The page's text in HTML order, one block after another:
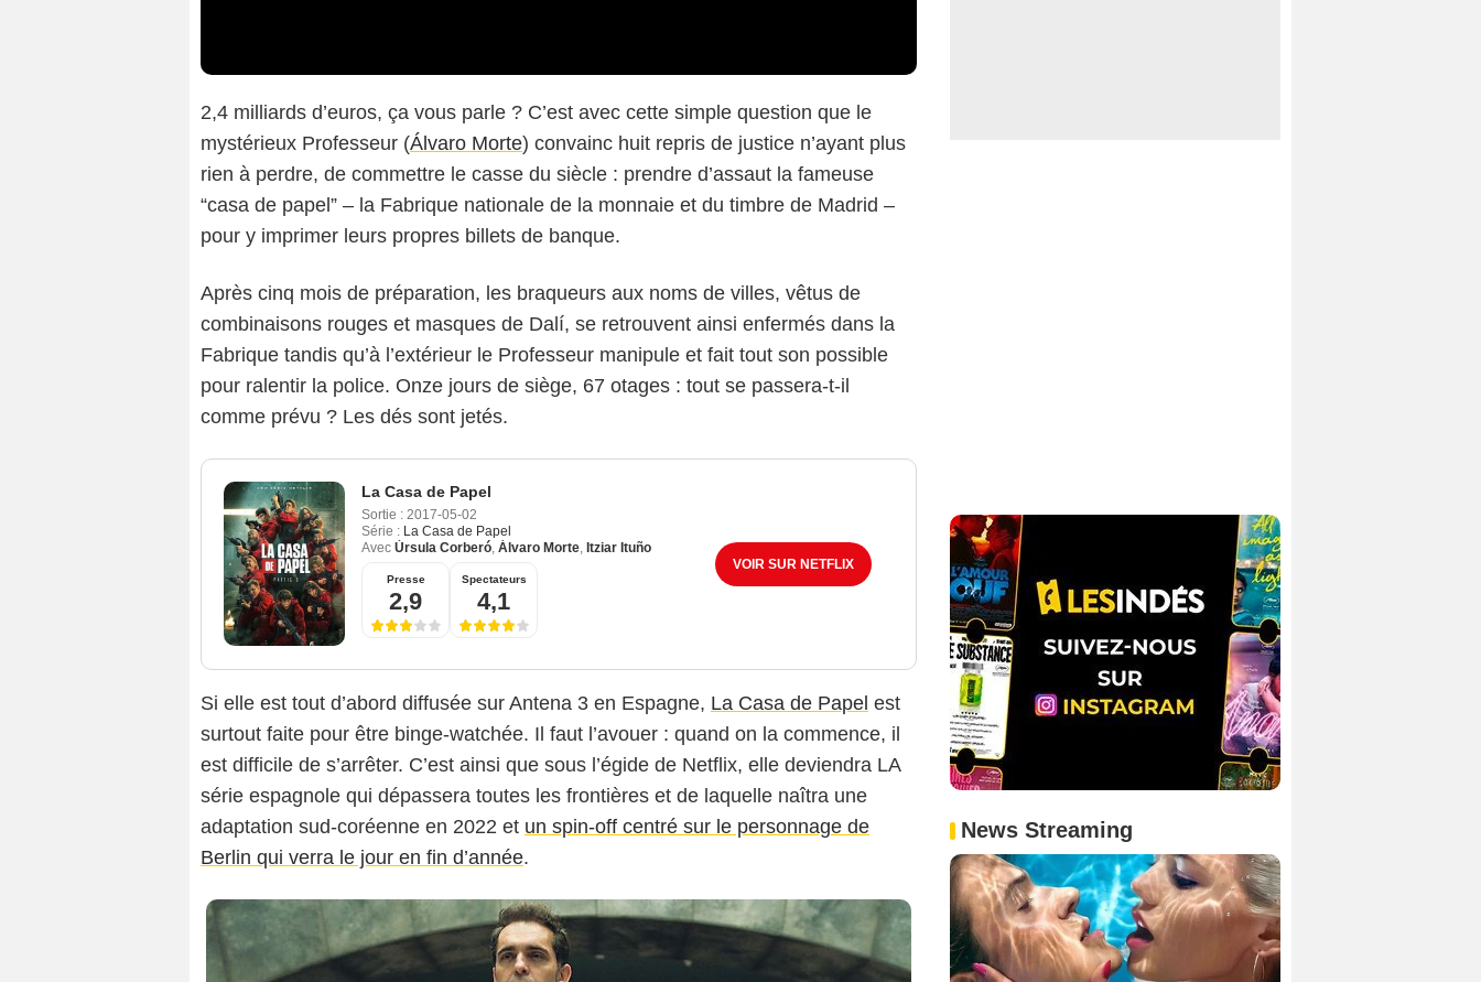
2,4 milliards d’euros, ça vous parle ? C’est avec cette simple question que le
mystérieux Professeur (Álvaro Morte) convainc huit repris de justice n’ayant plus
rien à perdre, de commettre le casse du siècle : prendre d’assaut la fameuse
“casa de papel” – la Fabrique nationale de la monnaie et du timbre de Madrid –
pour y imprimer leurs propres billets de banque.
Après cinq mois de préparation, les braqueurs aux noms de villes, vêtus de
combinaisons rouges et masques de Dalí, se retrouvent ainsi enfermés dans la
Fabrique tandis qu’à l’extérieur le Professeur manipule et fait tout son possible
pour ralentir la police. Onze jours de siège, 67 otages : tout se passera-t-il
comme prévu ? Les dés sont jetés.
La Casa de Papel
Sortie : 2017-05-02
Série : La Casa de Papel
Avec Úrsula Corberó, Álvaro Morte, Itziar Ituño
Presse
2,9
Spectateurs
4,1
VOIR SUR NETFLIX
Si elle est tout d’abord diffusée sur Antena 3 en Espagne, La Casa de Papel est
surtout faite pour être binge-watchée. Il faut l’avouer : quand on la commence, il
est difficile de s’arrêter. C’est ainsi que sous l’égide de Netflix, elle deviendra LA
série espagnole qui dépassera toutes les frontières et de laquelle naîtra une
adaptation sud-coréenne en 2022 et un spin-off centré sur le personnage de
Berlin qui verra le jour en fin d’année.
Antena 3 / Netflix
News Streaming